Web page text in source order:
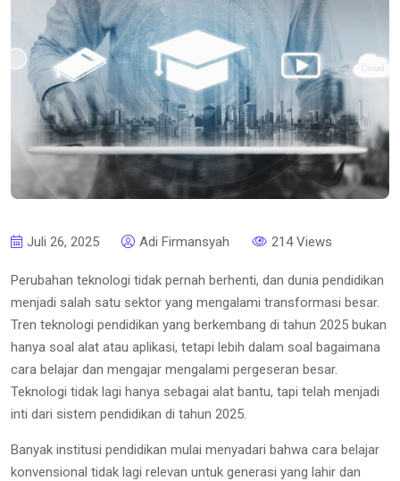
Juli 26, 2025 Adi Firmansyah 214 Views
Perubahan teknologi tidak pernah berhenti, dan dunia pendidikan
menjadi salah satu sektor yang mengalami transformasi besar.
Tren teknologi pendidikan yang berkembang di tahun 2025 bukan
hanya soal alat atau aplikasi, tetapi lebih dalam soal bagaimana
cara belajar dan mengajar mengalami pergeseran besar.
Teknologi tidak lagi hanya sebagai alat bantu, tapi telah menjadi
inti dari sistem pendidikan di tahun 2025.
Banyak institusi pendidikan mulai menyadari bahwa cara belajar
konvensional tidak lagi relevan untuk generasi yang lahir dan